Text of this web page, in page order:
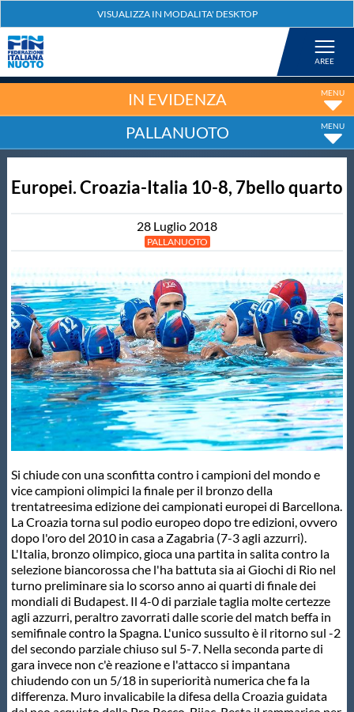
Nuoto
Tuffi
Fondo
Salvamento
Master
Formazione
GUG
Scuole Nuoto
Propaganda
Centri Federali
Area Legislativa
IN EVIDENZA
PALLANUOTO
Europei. Croazia-Italia 10-8, 7bello quarto
28 Luglio 2018
PALLANUOTO
Si chiude con una sconfitta contro i campioni del mondo e
vice campioni olimpici la finale per il bronzo della
trentatreesima edizione dei campionati europei di Barcellona.
La Croazia torna sul podio europeo dopo tre edizioni, ovvero
dopo l'oro del 2010 in casa a Zagabria (7-3 agli azzurri).
L'Italia, bronzo olimpico, gioca una partita in salita contro la
selezione biancorossa che l'ha battuta sia ai Giochi di Rio nel
turno preliminare sia lo scorso anno ai quarti di finale dei
mondiali di Budapest. Il 4-0 di parziale taglia molte certezze
agli azzurri, peraltro zavorrati dalle scorie del match beffa in
semifinale contro la Spagna. L'unico sussulto è il ritorno sul -2
del secondo parziale chiuso sul 5-7. Nella seconda parte di
gara invece non c'è reazione e l'attacco si impantana
chiudendo con un 5/18 in superiorità numerica che fa la
differenza. Muro invalicabile la difesa della Croazia guidata